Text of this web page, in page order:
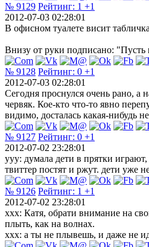
№ 9129 Рейтинг: 1 +1
2012-07-03 02:28:01
В офисном туалете висит
Внизу от руки подписано: "Пусть
№ 9128 Рейтинг: 0 +1
2012-07-03 02:28:01
Сегодня проснулся очень рано,
червяк. Кое-кто что-то явно
видимо, досталась какая-нибудь
№ 9127 Рейтинг: 0 +1
2012-07-02 23:28:01
yyy: думала дети в прятки
твиттер постят и ржут. дети уже
№ 9126 Рейтинг: 1 +1
2012-07-02 23:28:01
xxx: Катя, обрати внимание на
плыть, как на волнах.
xxx: а ты не плывешь, и даже не